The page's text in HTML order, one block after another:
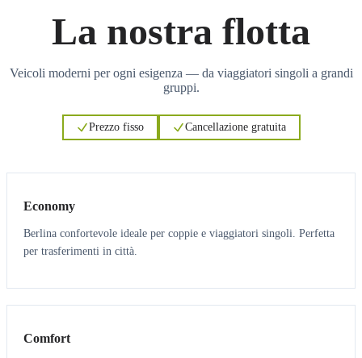
La nostra flotta
Veicoli moderni per ogni esigenza — da viaggiatori singoli a grandi
gruppi.
Prezzo fisso Cancellazione gratuita
Economy
Berlina confortevole ideale per coppie e viaggiatori singoli. Perfetta
per trasferimenti in città.
3 3
Comfort